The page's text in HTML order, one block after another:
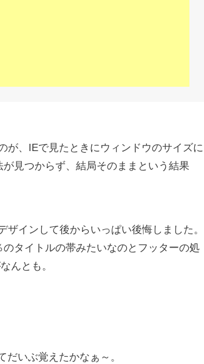
が、IEで見たときにウィンドウのサイズに
見つからず、結局そのままという結果
インして後からいっぱい後悔しました。
タイトルの帯みたいなのとフッターの処
んとも。
いぶ覚えたかなぁ～。